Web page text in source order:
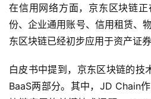
在信用网络方面，京东区块链
份、企业通用账号、信用租赁、
东区块链已经初步应用于资产证券
白皮书中提到，京东区块链的技
BaaS两部分。其中，JD Chain